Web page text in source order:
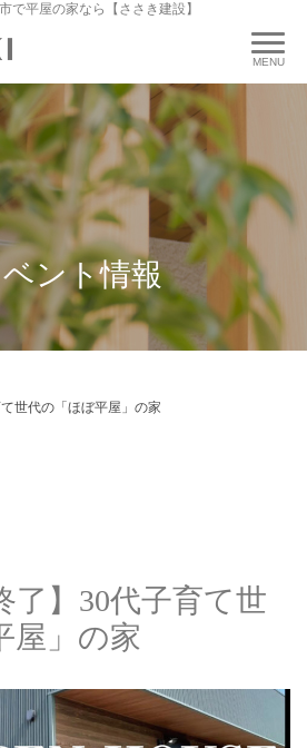
で平屋の家なら【ささき建設】
ント情報
世代の「ほぼ平屋」の家
了】30代子育て世
屋」の家